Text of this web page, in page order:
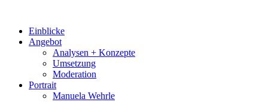
Einblicke
Angebot
Analysen + Konzepte
Umsetzung
Moderation
Portrait
Manuela Wehrle